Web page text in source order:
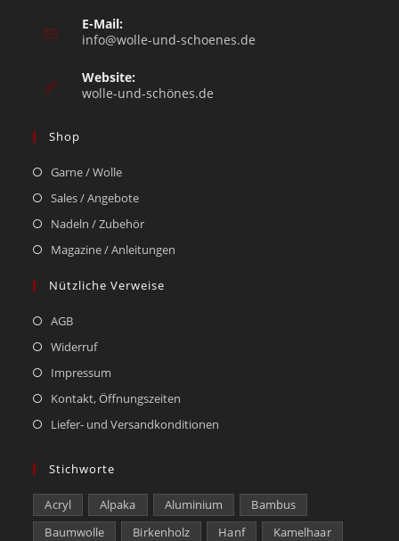
E-Mail:
info@wolle-und-schoenes.de
Website:
wolle-und-schönes.de
Shop
Garne / Wolle
Sales / Angebote
Nadeln / Zubehör
Magazine / Anleitungen
Nützliche Verweise
AGB
Widerruf
Impressum
Kontakt, Öffnungszeiten
Liefer- und Versandkonditionen
Stichworte
Acryl Alpaka Aluminium
Bambus
Baumwolle
Birkenholz Hanf
Kamelhaar